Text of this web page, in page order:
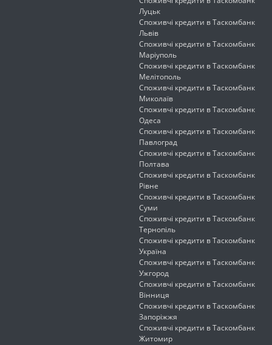
Луцьк
Споживчі кредити в Таскомбанк
Львів
Споживчі кредити в Таскомбанк
Маріуполь
Споживчі кредити в Таскомбанк
Мелітополь
Споживчі кредити в Таскомбанк
Миколаїв
Споживчі кредити в Таскомбанк
Одеса
Споживчі кредити в Таскомбанк
Павлоград
Споживчі кредити в Таскомбанк
Полтава
Споживчі кредити в Таскомбанк
Рівне
Споживчі кредити в Таскомбанк
Суми
Споживчі кредити в Таскомбанк
Тернопіль
Споживчі кредити в Таскомбанк
Україна
Споживчі кредити в Таскомбанк
Ужгород
Споживчі кредити в Таскомбанк
Вінниця
Споживчі кредити в Таскомбанк
Запоріжжя
Споживчі кредити в Таскомбанк
Житомир